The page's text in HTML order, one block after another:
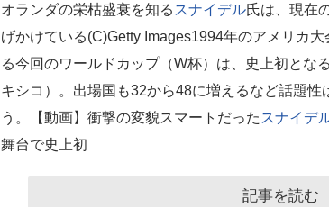
オランダの栄枯盛衰を知る スナイデル氏は、現在
げかけている(C)Getty Images1994年のアメリカ
る今回のワールドカップ（W杯）は、史上初とな
キシコ）。出場国も32から48に増えるなど話題性
う。【動画】衝撃の変貌スマートだった スナイデ
舞台で史上初
記事を読む